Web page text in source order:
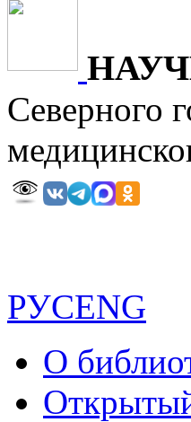
Северного
РУСENG
О